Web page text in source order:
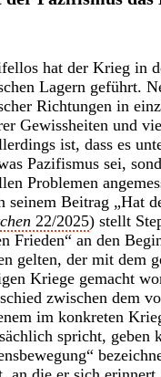
hat der Krieg in
Lagern geführt.
Richtungen in
Gewissheiten und
ist, dass es
Pazifismus sei,
Problemen
seinem Beitrag „Hat
22/2025) stellt
Frieden“ an den
gelten, der mit dem
Kriege gemacht
zwischen dem
im konkreten
spricht, geben